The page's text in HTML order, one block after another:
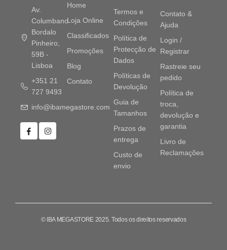
Av.
Columbano
Bordalo
Pinheiro,
59B -
Lisboa
+351 21
727 9493
info@ibamegastore.com
Home
Loja Online
Classificados
Promoções
Blog
Contato
Termos e
Condições
Política de
Protecção de
Dados
Políticas de
Devolução
Guia de
Tamanhos
Prazos de
entrega
Custo de
envio
Contato &
Ajuda
Login /
Registrar
Rastreie seu
pedido
Política de
troca,
devolução e
garantia
Livro de
Reclamações
© IBA MEGASTORE 2025. Todos os direitos reservados